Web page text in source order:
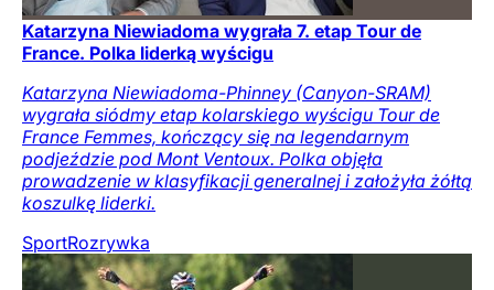
Katarzyna Niewiadoma wygrała 7. etap Tour de
France. Polka liderką wyścigu
Katarzyna Niewiadoma-Phinney (Canyon-SRAM)
wygrała siódmy etap kolarskiego wyścigu Tour de
France Femmes, kończący się na legendarnym
podjeździe pod Mont Ventoux. Polka objęła
prowadzenie w klasyfikacji generalnej i założyła żółtą
koszulkę liderki.
SportRozrywka